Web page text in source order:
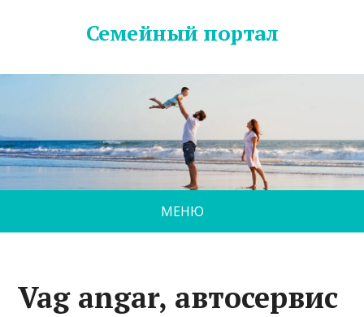
Семейный портал
МЕНЮ
Vag angar, автосервис